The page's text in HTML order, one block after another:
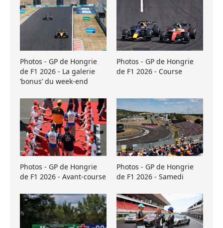
Photos - GP de Hongrie
de F1 2026 - La galerie
’bonus’ du week-end
Photos - GP de Hongrie
de F1 2026 - Course
Photos - GP de Hongrie
de F1 2026 - Avant-course
Photos - GP de Hongrie
de F1 2026 - Samedi